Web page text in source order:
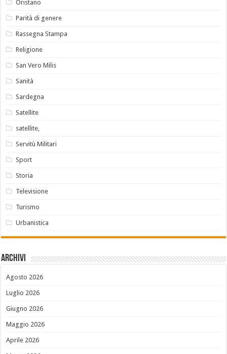
Oristano
Parità di genere
Rassegna Stampa
Religione
San Vero Milis
Sanità
Sardegna
Satellite
satellite,
Servitù Militari
Sport
Storia
Televisione
Turismo
Urbanistica
Archivi
Agosto 2026
Luglio 2026
Giugno 2026
Maggio 2026
Aprile 2026